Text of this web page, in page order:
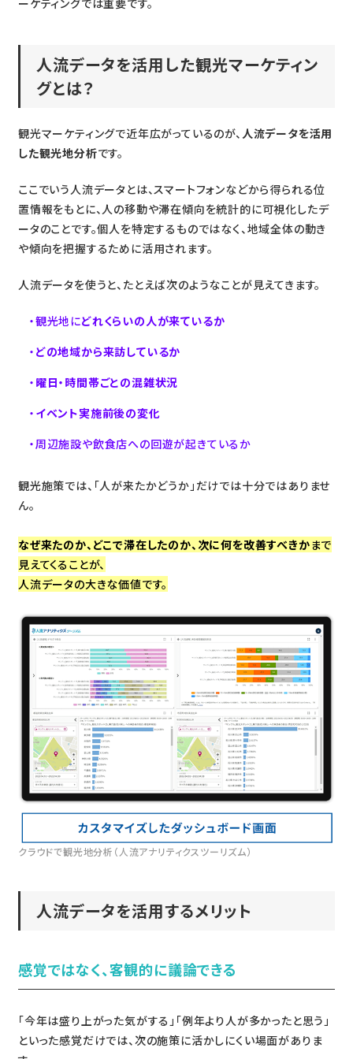
人流データを活用した観光マーケティン
グとは？
観光マーケティングで近年広がっているのが、 人流データを活用
した観光地分析です。
ここでいう人流データとは、スマートフォンなどから得られる位
置情報をもとに、人の移動や滞在傾向を統計的に可視化したデ
ータのことです。個人を特定するものではなく、地域全体の動き
や傾向を把握するために活用されます。
人流データを使うと、たとえば次のようなことが見えてきます。
観光地にどれくらいの人が来ているか
どの地域から来訪しているか
曜日・時間帯ごとの混雑状況
イベント実施前後の変化
周辺施設や飲食店への回遊が起きているか
観光施策では、「人が来たかどうか」だけでは十分ではありませ
ん。
なぜ来たのか、どこで滞在したのか、次に何を改善すべきかまで
見えてくることが、
人流データの大きな価値です。
クラウドで観光地分析（人流アナリティクスツーリズム）
人流データを活用するメリット
感覚ではなく、客観的に議論できる
「今年は盛り上がった気がする」「例年より人が多かったと思う」
といった感覚だけでは、次の施策に活かしにくい場面がありま